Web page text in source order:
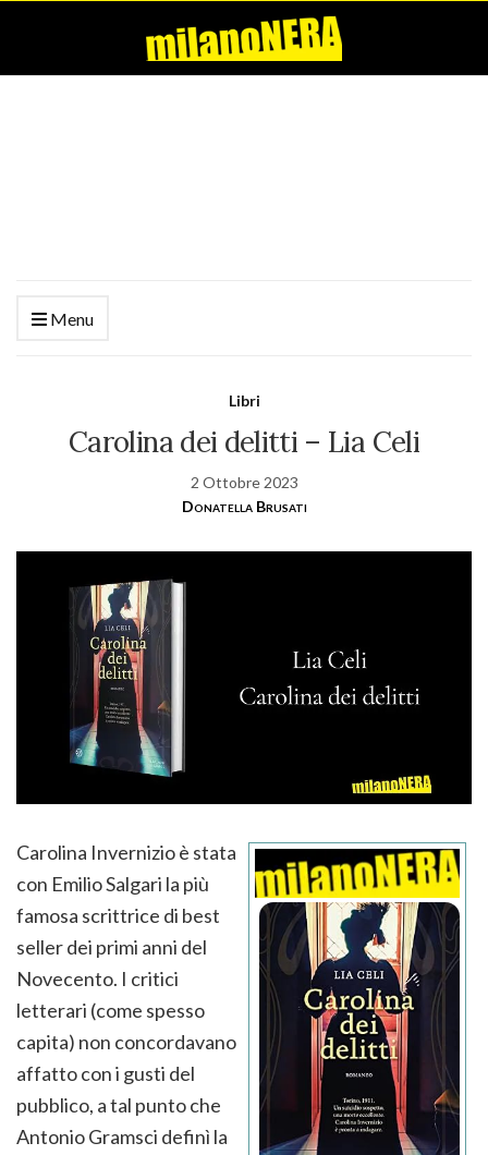
Menu
Libri
Carolina dei delitti – Lia Celi
2 Ottobre 2023
Donatella Brusati
Carolina Invernizio è stata
con Emilio Salgari la più
famosa scrittrice di best
seller dei primi anni del
Novecento. I critici
letterari (come spesso
capita) non concordavano
affatto con i gusti del
pubblico, a tal punto che
Antonio Gramsci definì la